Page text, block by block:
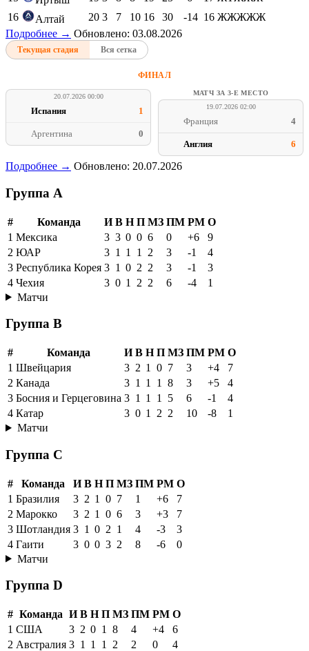
16
Алтай 20 3 7 10 16 30 -14 16 ЖЖЖЖЖ
Подробнее → Обновлено: 03.08.2026
Текущая стадия Вся сетка
ФИНАЛ
20.07.2026 00:00
Испания 1
Аргентина 0
МАТЧ ЗА 3-Е МЕСТО
19.07.2026 02:00
Франция 4
Англия 6
Подробнее → Обновлено: 20.07.2026
Группа A
# Команда И В Н П МЗ ПМ РМ О
1 Мексика 3 3 0 0 6 0 +6
9
2 ЮАР 3 1 1 1 2 3 -1
4
3 Республика Корея 3 1 0 2 2 3 -1
3
4 Чехия 3 0 1 2 2 6 -4
1
Матчи
Группа B
# Команда И В Н П МЗ ПМ РМ О
1 Швейцария 3 2 1 0 7 3 +4
7
2 Канада 3 1 1 1 8 3 +5
4
3 Босния и Герцеговина 3 1 1 1 5 6 -1
4
4 Катар 3 0 1 2 2 10 -8
1
Матчи
Группа C
# Команда И В Н П МЗ ПМ РМ О
1 Бразилия 3 2 1 0 7 1 +6
7
2 Марокко 3 2 1 0 6 3 +3
7
3 Шотландия 3 1 0 2 1 4 -3
3
4 Гаити 3 0 0 3 2 8 -6
0
Матчи
Группа D
# Команда И В Н П МЗ ПМ РМ О
1 США 3 2 0 1 8 4 +4
6
2 Австралия 3 1 1 1 2 2 0
4